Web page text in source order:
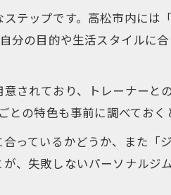
ソナルジムの質を判断する
自分に合ったペース作り
ムの利用頻度と習慣化の方法
ーソナルジムの継続サポー
テップです。高松市内には
分の目的や生活スタイルに
されており、トレーナーと
との特色も事前に調べておく
っているかどうか、また「
、失敗しないパーソナルジ